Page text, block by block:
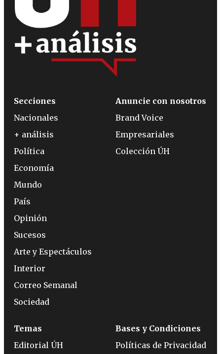
Secciones
Nacionales
+ análisis
Política
Economía
Mundo
País
Opinión
Sucesos
Arte y Espectáculos
Interior
Correo Semanal
Sociedad
Anuncie con nosotros
Brand Voice
Empresariales
Colección ÚH
Temas
Editorial ÚH
Bases y Condiciones
Políticas de Privacidad